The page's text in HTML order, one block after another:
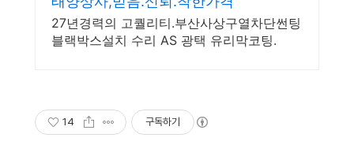
27년경력의 고퀄리티.부산사상구열차단썬팅
블랙박스설치 수리 AS 광택 유리막코팅.
14 구독하기